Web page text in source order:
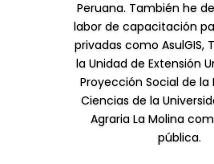
Peruana. También he
labor de capacitación
privadas como AsulGIS,
la Unidad de Extensión
Proyección Social de la
Ciencias de la
Agraria La Molina
pública.